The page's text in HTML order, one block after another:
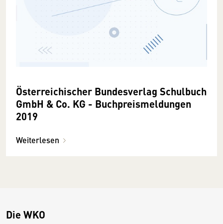
Österreichischer Bundesverlag Schulbuch
GmbH & Co. KG - Buchpreismeldungen
2019
Weiterlesen
Die WKO